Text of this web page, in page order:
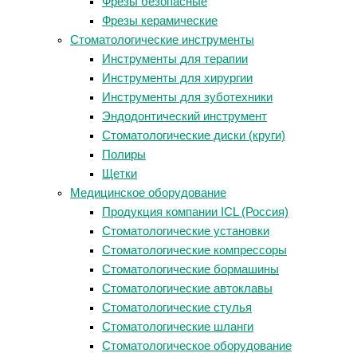
Фрезы керамические
Стоматологические инструменты
Инструменты для терапии
Инструменты для хирургии
Инструменты для зуботехники
Эндодонтический инструмент
Стоматологические диски (круги)
Полиры
Щетки
Медицинское оборудование
Продукция компании ICL (Россия)
Стоматологические установки
Стоматологические компрессоры
Стоматологические бормашины
Стоматологические автоклавы
Стоматологические стулья
Стоматологические шланги
Стоматологическое оборудование